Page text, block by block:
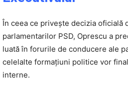
În ceea ce privește decizia oficială
parlamentarilor PSD, Oprescu a
luată în forurile de conducere ale
celelalte formațiuni politice vor
interne.